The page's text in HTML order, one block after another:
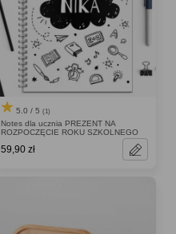
5.0 / 5 (1)
Notes dla ucznia PREZENT NA
ROZPOCZĘCIE ROKU SZKOLNEGO
59,90 zł